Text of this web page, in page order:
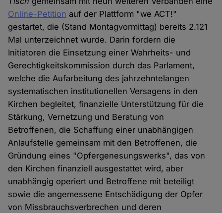
Online-Petition auf der Plattform "we ACT!"
gestartet, die (Stand Montagvormittag) bereits 2.121
Mal unterzeichnet wurde. Darin fordern die
Initiatoren die Einsetzung einer Wahrheits- und
Gerechtigkeitskommission durch das Parlament,
welche die Aufarbeitung des jahrzehntelangen
systematischen institutionellen Versagens in den
Kirchen begleitet, finanzielle Unterstützung für die
Stärkung, Vernetzung und Beratung von
Betroffenen, die Schaffung einer unabhängigen
Anlaufstelle gemeinsam mit den Betroffenen, die
Gründung eines "Opfergenesungswerks", das von
den Kirchen finanziell ausgestattet wird, aber
unabhängig operiert und Betroffene mit beteiligt
sowie die angemessene Entschädigung der Opfer
von Missbrauchsverbrechen und deren